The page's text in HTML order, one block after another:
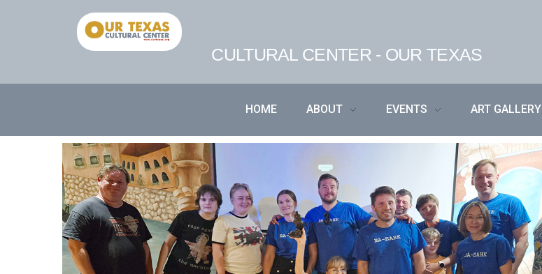
CULTURAL CENTER - OUR TEXAS
HOME ABOUT EVENTS ART GALLERY